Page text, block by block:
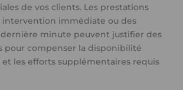
de vos clients. Les prestations
intervention immédiate ou des
minute peuvent justifier des
pour compenser la disponibilité
les efforts supplémentaires requis